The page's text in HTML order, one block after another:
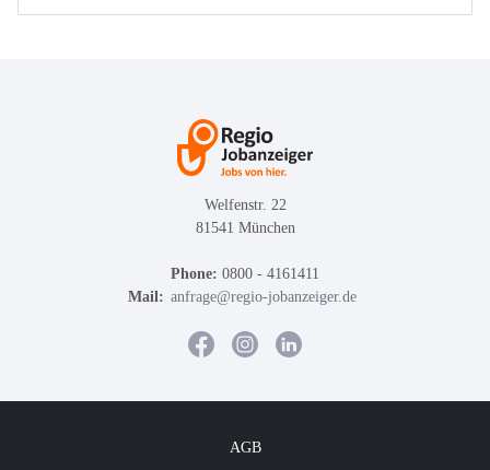
Welfenstr. 22
81541 München
Phone: 0800 - 4161411
Mail: anfrage@regio-jobanzeiger.de
AGB